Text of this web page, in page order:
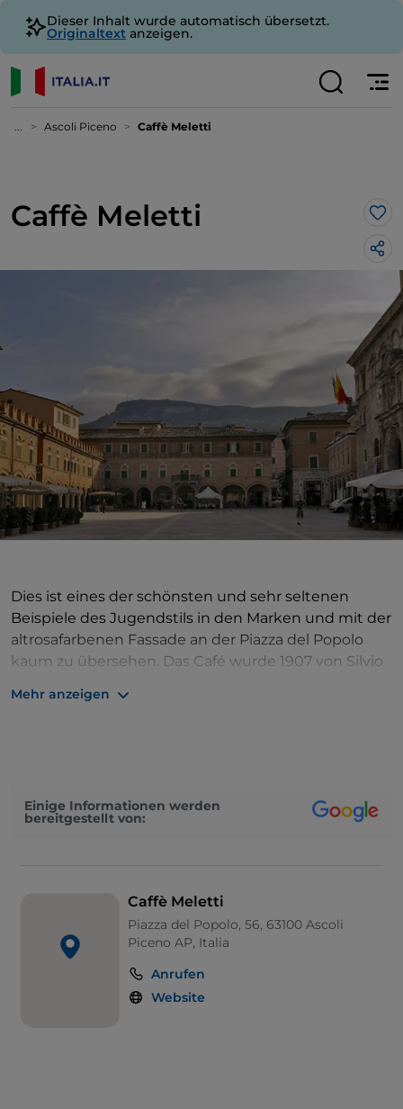
Dieser Inhalt wurde automatisch übersetzt.
Originaltext anzeigen.
... Ascoli Piceno Caffè Meletti
Caffè Meletti
Dies ist eines der schönsten und sehr seltenen
Beispiele des Jugendstils in den Marken und mit der
altrosafarbenen Fassade an der Piazza del Popolo
kaum zu übersehen. Das Café wurde 1907 von Silvio
Anisetta Meletti bekannt ist. Es hat sich seinen
traditionelle Gerichte neu interpretiert.
Mehr anzeigen
Einige Informationen werden
bereitgestellt von:
Caffè Meletti
Piazza del Popolo, 56, 63100 Ascoli
Piceno AP, Italia
Anrufen
Website